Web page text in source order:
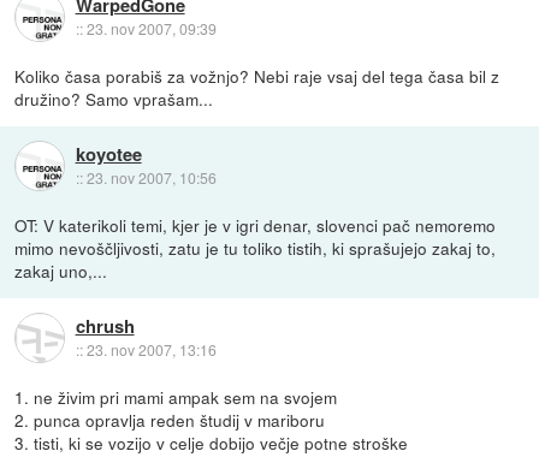
::23. nov 2007, 09:39
Koliko časa porabiš za vožnjo? Nebi raje vsaj del tega časa bil z
družino? Samo vprašam...
koyotee
::23. nov 2007, 10:56
OT: V katerikoli temi, kjer je v igri denar, slovenci pač nemoremo
mimo nevoščljivosti, zatu je tu toliko tistih, ki sprašujejo zakaj to,
zakaj uno,...
chrush
::23. nov 2007, 13:16
1. ne živim pri mami ampak sem na svojem
2. punca opravlja reden študij v mariboru
3. tisti, ki se vozijo v celje dobijo večje potne stroške